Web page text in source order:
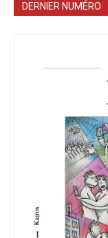
DERNIER NUMÉRO